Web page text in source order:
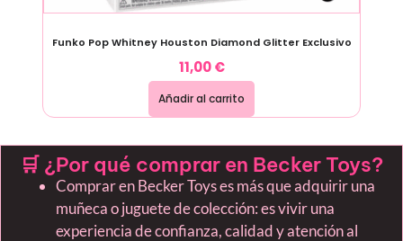
Funko Pop Whitney Houston Diamond Glitter Exclusivo
11,00€
Añadir al carrito
🛒 ¿Por qué comprar en Becker Toys?
Comprar en Becker Toys es más que adquirir una
muñeca o juguete de colección: es vivir una
experiencia de confianza, calidad y atención al